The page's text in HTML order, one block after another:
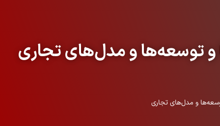
و توسعه‌ها و مدل‌های تجاری
و مدل‌های تجاری